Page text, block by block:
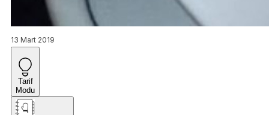
13 Mart 2019
Tarif
Modu